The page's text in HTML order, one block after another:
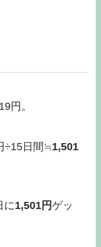
円。
÷15日間≒1,501
に1,501円ゲッ